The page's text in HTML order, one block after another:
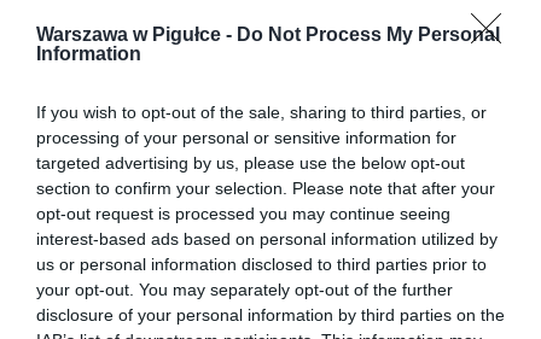
Warszawa w Pigułce - Do Not Process My Personal
Information
If you wish to opt-out of the sale, sharing to third parties, or
processing of your personal or sensitive information for
targeted advertising by us, please use the below opt-out
section to confirm your selection. Please note that after your
opt-out request is processed you may continue seeing
interest-based ads based on personal information utilized by
us or personal information disclosed to third parties prior to
your opt-out. You may separately opt-out of the further
disclosure of your personal information by third parties on the